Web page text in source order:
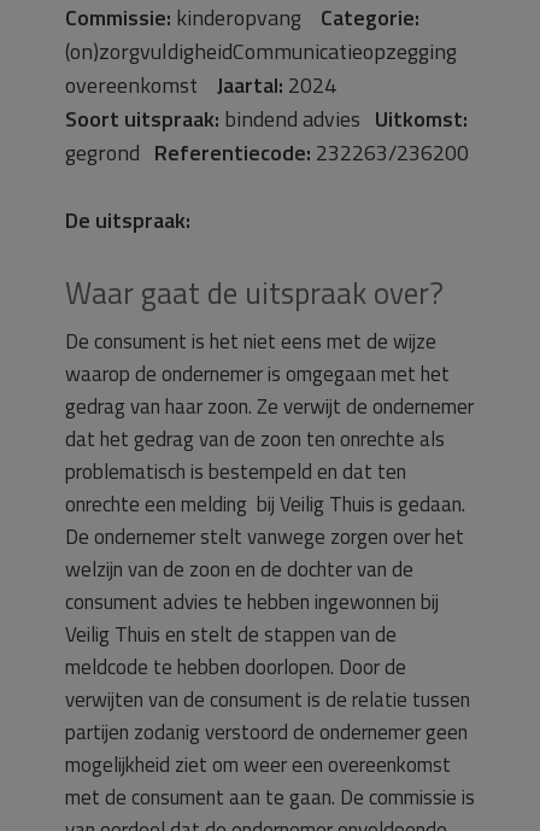
Commissie: kinderopvang Categorie:
(on)zorgvuldigheidCommunicatieopzegging
overeenkomst Jaartal: 2024
Soort uitspraak: bindend advies Uitkomst:
gegrond Referentiecode: 232263/236200
De uitspraak:
Waar gaat de uitspraak over?
De consument is het niet eens met de wijze
waarop de ondernemer is omgegaan met het
gedrag van haar zoon. Ze verwijt de ondernemer
dat het gedrag van de zoon ten onrechte als
problematisch is bestempeld en dat ten
onrechte een melding bij Veilig Thuis is gedaan.
De ondernemer stelt vanwege zorgen over het
welzijn van de zoon en de dochter van de
consument advies te hebben ingewonnen bij
Veilig Thuis en stelt de stappen van de
meldcode te hebben doorlopen. Door de
verwijten van de consument is de relatie tussen
partijen zodanig verstoord de ondernemer geen
mogelijkheid ziet om weer een overeenkomst
met de consument aan te gaan. De commissie is